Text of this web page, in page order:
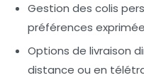
Gestion des colis
préférences
Options de livraison
distance ou en